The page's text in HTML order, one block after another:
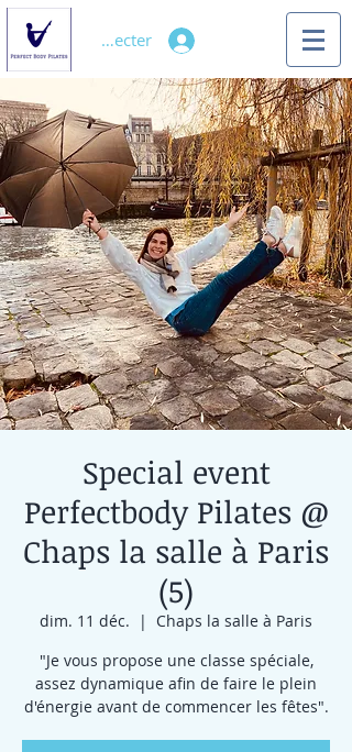
Se connecter
Special event
Perfectbody Pilates @
Chaps la salle à Paris
(5)
dim. 11 déc.
  |
Chaps la salle à Paris
"Je vous propose une classe spéciale,
assez dynamique afin de faire le plein
d'énergie avant de commencer les fêtes".